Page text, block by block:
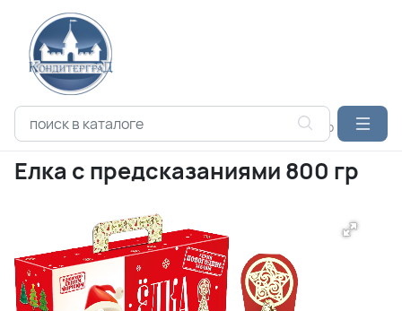
Каталог продукции Елка с предсказаниями 800 гр
Елка с предсказаниями 800 гр